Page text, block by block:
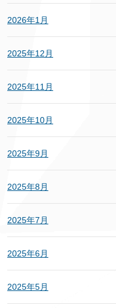
2026年1月
2025年12月
2025年11月
2025年10月
2025年9月
2025年8月
2025年7月
2025年6月
2025年5月